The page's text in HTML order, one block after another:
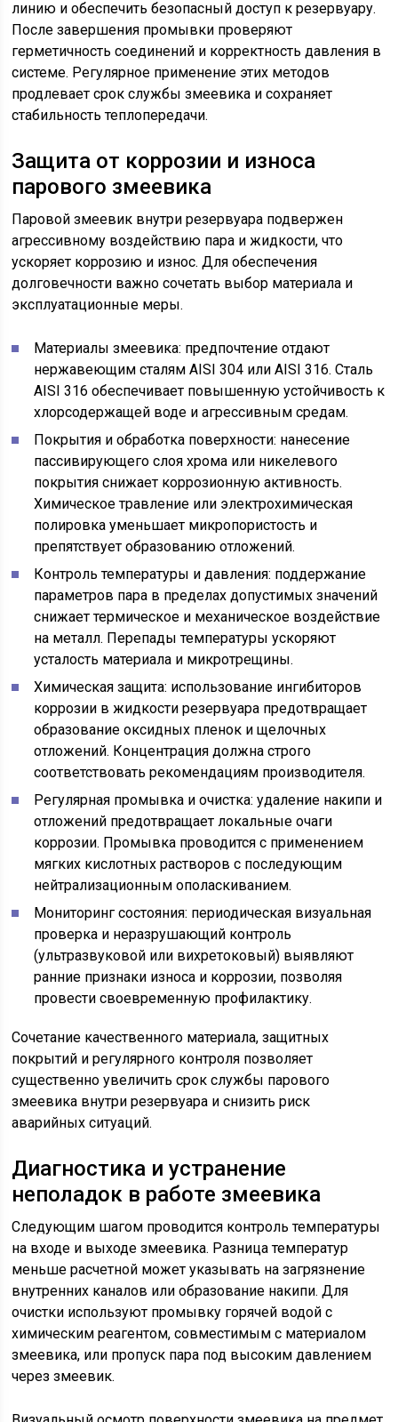
линию и обеспечить безопасный доступ к резервуару.
После завершения промывки проверяют
герметичность соединений и корректность давления в
системе. Регулярное применение этих методов
продлевает срок службы змеевика и сохраняет
стабильность теплопередачи.
Защита от коррозии и износа
парового змеевика
Паровой змеевик внутри резервуара подвержен
агрессивному воздействию пара и жидкости, что
ускоряет коррозию и износ. Для обеспечения
долговечности важно сочетать выбор материала и
эксплуатационные меры.
Материалы змеевика: предпочтение отдают
нержавеющим сталям AISI 304 или AISI 316. Сталь
AISI 316 обеспечивает повышенную устойчивость к
хлорсодержащей воде и агрессивным средам.
Покрытия и обработка поверхности: нанесение
пассивирующего слоя хрома или никелевого
покрытия снижает коррозионную активность.
Химическое травление или электрохимическая
полировка уменьшает микропористость и
препятствует образованию отложений.
Контроль температуры и давления: поддержание
параметров пара в пределах допустимых значений
снижает термическое и механическое воздействие
на металл. Перепады температуры ускоряют
усталость материала и микротрещины.
Химическая защита: использование ингибиторов
коррозии в жидкости резервуара предотвращает
образование оксидных пленок и щелочных
отложений. Концентрация должна строго
соответствовать рекомендациям производителя.
Регулярная промывка и очистка: удаление накипи и
отложений предотвращает локальные очаги
коррозии. Промывка проводится с применением
мягких кислотных растворов с последующим
нейтрализационным ополаскиванием.
Мониторинг состояния: периодическая визуальная
проверка и неразрушающий контроль
(ультразвуковой или вихретоковый) выявляют
ранние признаки износа и коррозии, позволяя
провести своевременную профилактику.
Сочетание качественного материала, защитных
покрытий и регулярного контроля позволяет
существенно увеличить срок службы парового
змеевика внутри резервуара и снизить риск
аварийных ситуаций.
Диагностика и устранение
неполадок в работе змеевика
Следующим шагом проводится контроль температуры
на входе и выходе змеевика. Разница температур
меньше расчетной может указывать на загрязнение
внутренних каналов или образование накипи. Для
очистки используют промывку горячей водой с
химическим реагентом, совместимым с материалом
змеевика, или пропуск пара под высоким давлением
через змеевик.